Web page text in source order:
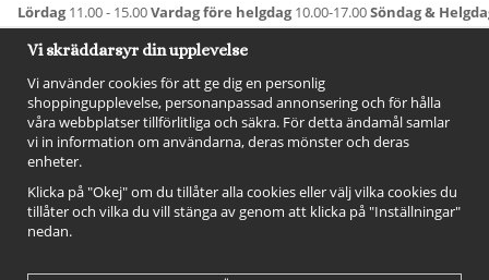
Lördag11.00 - 15.00Vardag före helgdag10.00-17.00Söndag &
För avvikande öppettider:Titta här
Vi skräddarsyr din upplevelse
Vi använder cookies för att ge dig en personlig
shoppingupplevelse, personanpassad annonsering och för hålla
våra webbplatser tillförlitliga och säkra. För detta ändamål samlar
vi in information om användarna, deras mönster och deras
enheter.
Klicka på "Okej" om du tillåter alla cookies eller välj vilka cookies du
tillåter och vilka du vill stänga av genom att klicka på "Inställningar"
nedan.